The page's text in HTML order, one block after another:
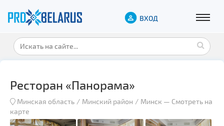
ВХОД
Ресторан «Панорама»
Минская область Минский район Минск — Смотреть на
карте